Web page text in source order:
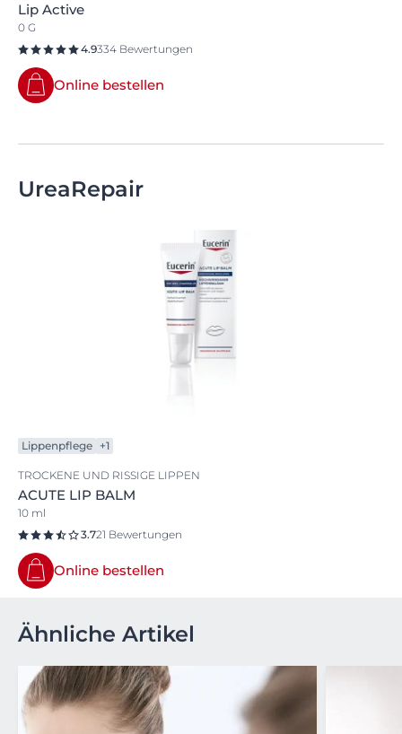
Lip Active
0 G
4.9334 Bewertungen
Online bestellen
UreaRepair
Lippenpflege +1
TROCKENE UND RISSIGE LIPPEN
ACUTE LIP BALM
10 ml
3.721 Bewertungen
Online bestellen
Ähnliche Artikel